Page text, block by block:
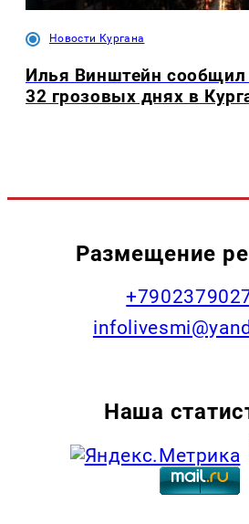
Новости Кургана
Илья Винштейн
32 грозовых днях в
Размещение
Наша